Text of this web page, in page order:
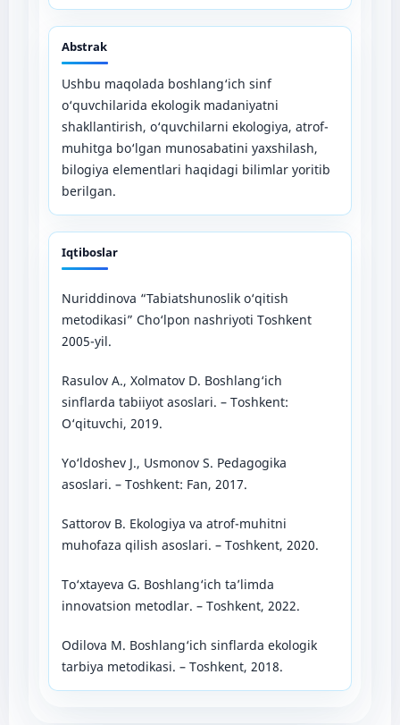
Abstrak
Ushbu maqolada boshlang‘ich sinf
o‘quvchilarida ekologik madaniyatni
shakllantirish, o‘quvchilarni ekologiya, atrof-
muhitga bo‘lgan munosabatini yaxshilash,
bilogiya elementlari haqidagi bilimlar yoritib
berilgan.
Iqtiboslar
Nuriddinova “Tabiatshunoslik o‘qitish
metodikasi” Cho‘lpon nashriyoti Toshkent
2005-yil.
Rasulov A., Xolmatov D. Boshlang‘ich
sinflarda tabiiyot asoslari. – Toshkent:
O‘qituvchi, 2019.
Yo‘ldoshev J., Usmonov S. Pedagogika
asoslari. – Toshkent: Fan, 2017.
Sattorov B. Ekologiya va atrof-muhitni
muhofaza qilish asoslari. – Toshkent, 2020.
To‘xtayeva G. Boshlang‘ich ta’limda
innovatsion metodlar. – Toshkent, 2022.
Odilova M. Boshlang‘ich sinflarda ekologik
tarbiya metodikasi. – Toshkent, 2018.